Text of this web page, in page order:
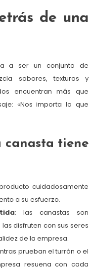
de una
a ser un conjunto de
sabores, texturas y
encuentran más que
«Nos importa lo que
canasta tiene
cuidadosamente
a su esfuerzo.
: las canastas son
disfruten con sus seres
de la empresa.
prueban el turrón o el
resuena con cada